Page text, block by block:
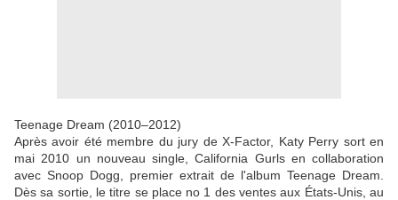
Teenage Dream (2010–2012)
Après avoir été membre du jury de X-Factor, Katy Perry sort en
mai 2010 un nouveau single, California Gurls en collaboration
avec Snoop Dogg, premier extrait de l'album Teenage Dream.
Dès sa sortie, le titre se place no 1 des ventes aux États-Unis, au